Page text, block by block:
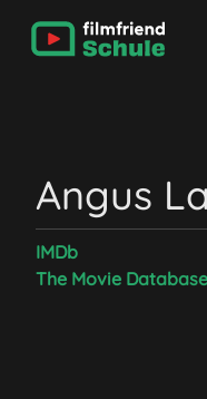
Angus
IMDb
The Movie Database